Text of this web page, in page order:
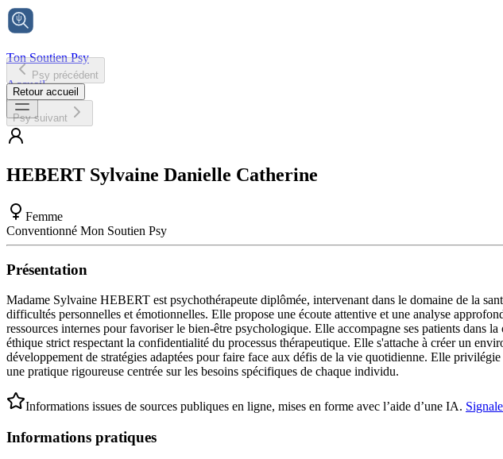
Ton Soutien Psy
Accueil
Psy précédent
Retour accueil
Psy suivant
HEBERT Sylvaine Danielle Catherine
Femme
Conventionné Mon Soutien Psy
Présentation
Madame Sylvaine HEBERT est psychothérapeute diplômée, intervenant dans le domaine de la
difficultés personnelles et émotionnelles. Elle propose une écoute attentive et une analyse
ressources internes pour favoriser le bien-être psychologique. Elle accompagne ses patients
éthique strict respectant la confidentialité du processus thérapeutique. Elle s'attache à créer un
développement de stratégies adaptées pour faire face aux défis de la vie quotidienne. Elle
une pratique rigoureuse centrée sur les besoins spécifiques de chaque individu.
Informations issues de sources publiques en ligne, mises en forme avec l’aide d’une IA.
Informations pratiques